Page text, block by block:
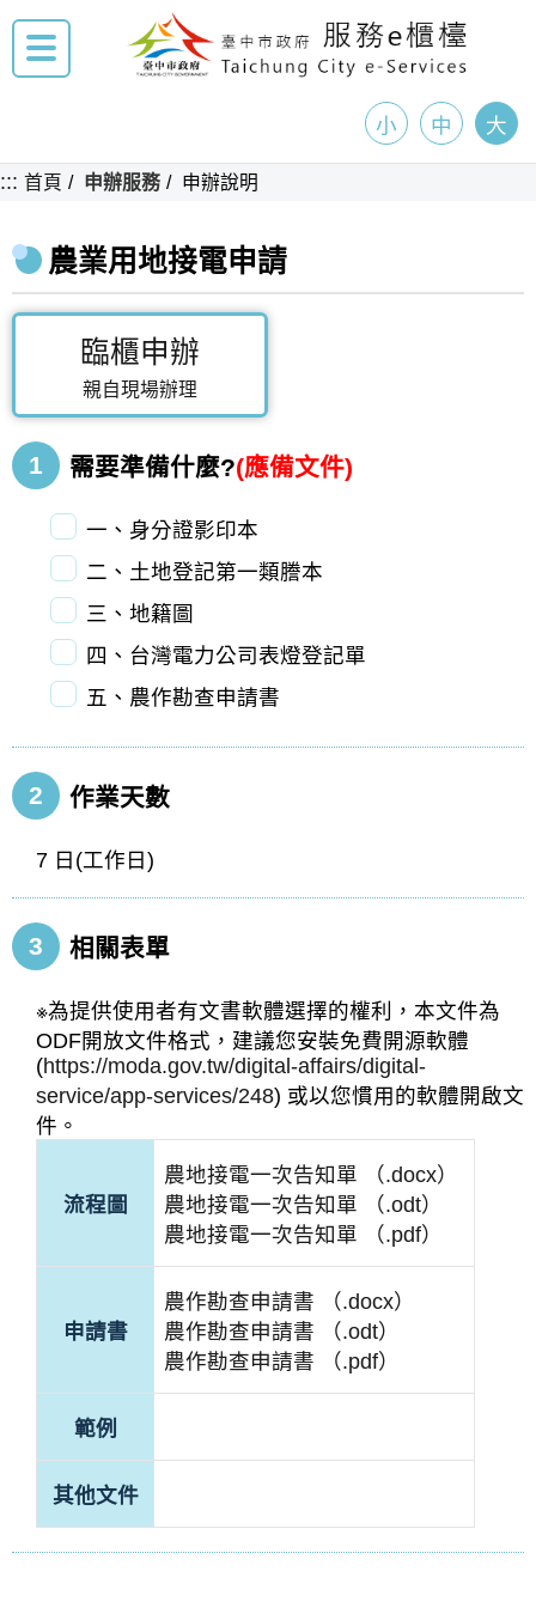
小 中 大
::: 首頁 申辦服務 申辦說明
農業用地接電申請
臨櫃申辦
親自現場辦理
1 需要準備什麼?(應備文件)
一、身分證影印本
二、土地登記第一類謄本
三、地籍圖
四、台灣電力公司表燈登記單
五、農作勘查申請書
2 作業天數
7 日(工作日)
3 相關表單
※為提供使用者有文書軟體選擇的權利，本文件為
ODF開放文件格式，建議您安裝免費開源軟體
(https://moda.gov.tw/digital-affairs/digital-
service/app-services/248) 或以您慣用的軟體開啟文
件。
流程圖
農地接電一次告知單 （.docx）
農地接電一次告知單 （.odt）
農地接電一次告知單 （.pdf）
申請書
農作勘查申請書 （.docx）
農作勘查申請書 （.odt）
農作勘查申請書 （.pdf）
範例
其他文件